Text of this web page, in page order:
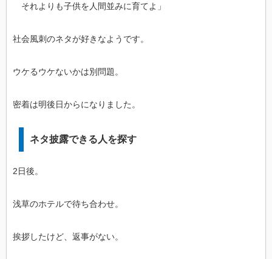
それよりも子供を人間並みに育てよ」
社会風刺のネタが好きなようです。
ウケるウケないかは別問題。
密着は明後日からになりました。
ネタ披露できる人を探す
2日後。
浅草のホテルで待ち合わせ。
挨拶したけど、返事がない。